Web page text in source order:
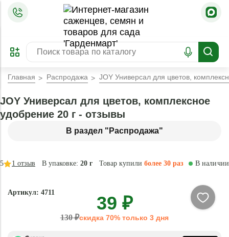
ПРЕДЗАКАЗ
ЗАБРОНИРОВАТЬ
ЛУЧШЕЕ
Главная Распродажа JOY Универсал для цветов,
В раздел "Распродажа"
JOY Универсал для цветов, комплексное
удобрение 20 г - отзывы
В упаковке: 20 г Товар купили более 30 раз
5 1 отзыв В наличии
70
%
Артикул: 4711
39 ₽
130 ₽скидка 70% только 3 дня